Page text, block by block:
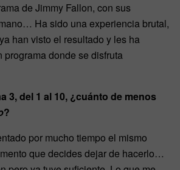
de Jimmy Fallon, con sus
Ha sido una experiencia brutal,
han visto el resultado y les ha
programa donde se disfruta
3, del 1 al 10, ¿cuánto de menos
?
por mucho tiempo el mismo
que decides dejar de hacerlo…